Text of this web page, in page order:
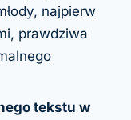
najpierw
prawdziwa
tekstu w